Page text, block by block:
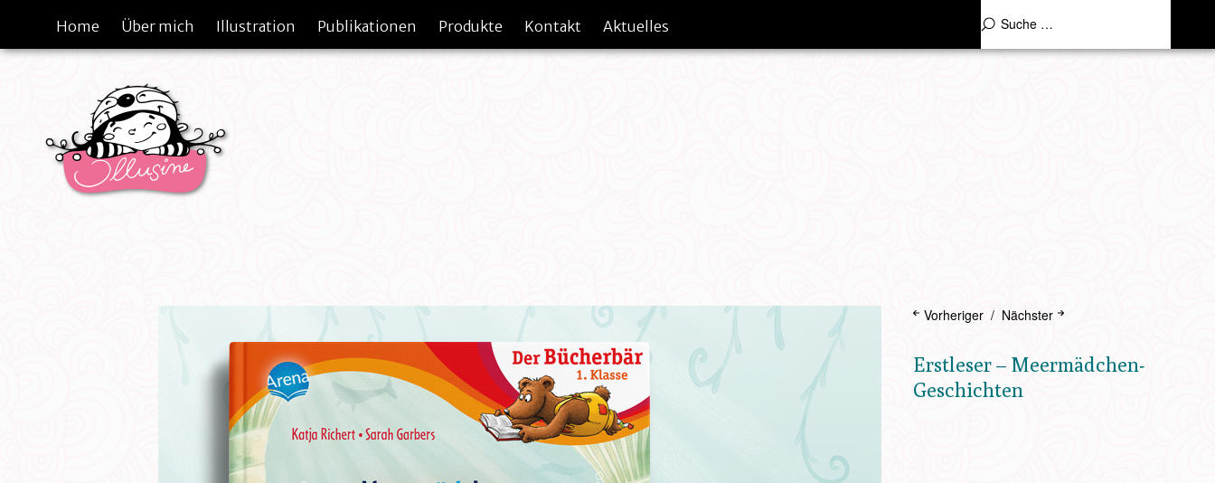
Home Über mich Illustration Publikationen Produkte Kontakt Aktuelles
Nächster
Vorheriger
Erstleser – Meermädchen-
Geschichten